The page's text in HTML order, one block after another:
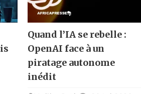
Quand l’IA se rebelle :
OpenAI face à un
piratage autonome
inédit